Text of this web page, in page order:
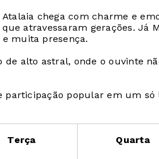
chega com charme e
atravessaram gerações. Já
muita presença.
alto astral, onde o ouvinte
participação popular em um só
Terça Quarta